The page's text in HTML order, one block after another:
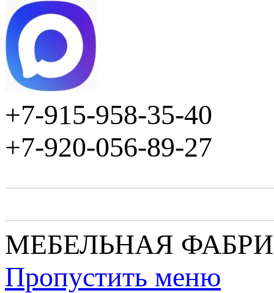
+7-915-958-35-40
+7-920-056-89-27
МЕБЕЛЬНАЯ
Пропустить меню